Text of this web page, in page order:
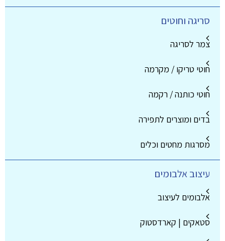
סריגה וחוטים
צמר לסריגה
חוטי טריקו / מקרמה
חוטי כותנה / רקמה
בדים ומוצרים לתפירה
מסרגות מחטים וכלים
עיצוב אלבומים
אלבומים לעיצוב
סטאקים | קארדסטוק